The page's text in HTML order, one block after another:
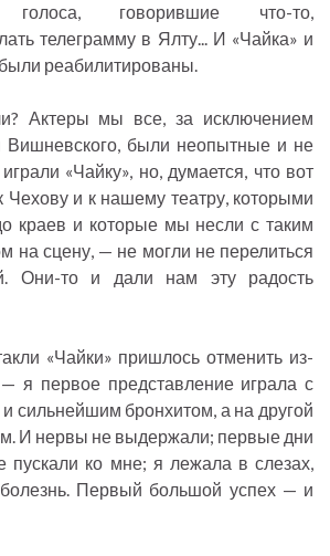
голоса, говорившие что-то,
телеграмму в Ялту... И «Чайка» и
реабилитированы.
Актеры мы все, за исключением
Вишневского, были неопытные и не
«Чайку», но, думается, что вот
и к нашему театру, которыми
краев и которые мы несли с таким
на сцену, — не могли не перелиться
Они-то и дали нам эту радость
«Чайки» пришлось отменить из-
я первое представление играла с
сильнейшим бронхитом, а на другой
И нервы не выдержали; первые дни
пускали ко мне; я лежала в слезах,
Первый большой успех — и